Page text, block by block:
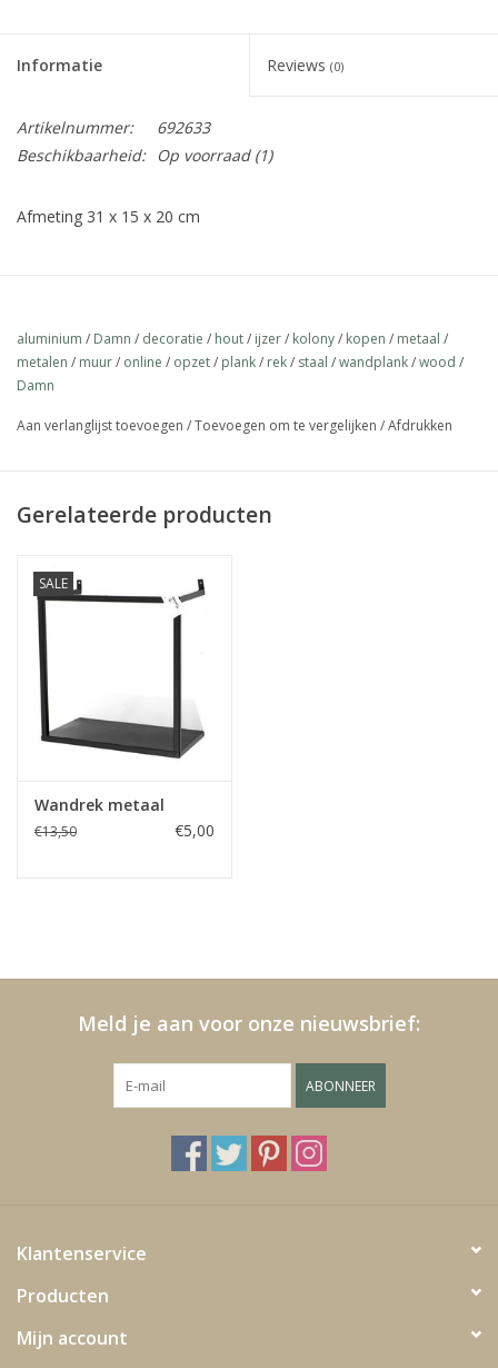
Anklebelts
Bootbelts
MAGAZIJNOPRUIMING
Media
Informatie Reviews (0)
Artikelnummer:
692633
Beschikbaarheid:
Op voorraad(1)
Afmeting 31 x 15 x 20 cm
aluminium / Damn / decoratie / hout/ ijzer/ kolony/ kopen / metaal /
metalen / muur/ online / opzet/ plank/ rek/ staal /wandplank/wood /
Damn
Aan verlanglijst toevoegen /Toevoegen om te vergelijken /Afdrukken
Gerelateerde producten
SALE
Wandrek metaal
€13,50 €5,00
Meld je aan voor onze nieuwsbrief:
ABONNEER
Klantenservice
Producten
Mijn account